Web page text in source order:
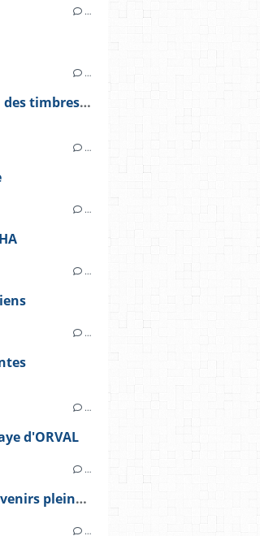
…
…
Le Treskilling Yellow un des timbres les plus chers du monde
…
…
…
…
…
d'ORVAL
…
HERGE tintin et des souvenirs pleins la tête
…